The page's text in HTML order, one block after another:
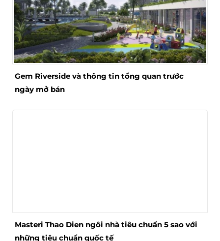
Gem Riverside và thông tin tổng quan trước
ngày mở bán
Masteri Thao Dien ngôi nhà tiêu chuẩn 5 sao với
những tiêu chuẩn quốc tế